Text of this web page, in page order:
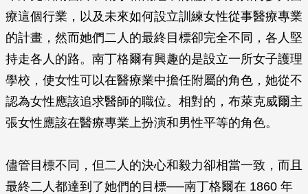
療這個行業，以及未來如何設立訓練女性從事醫療專業
的計畫，然而她們二人的最終目標卻完全不同，各人堅
持走各人的路。南丁格爾有興趣的是設立一所女子護理
學校，使女性可以在醫療業中擔任附屬的角色，她從不
認為女性應該追求醫師的職位。相對的，布萊克威爾主
張女性應該在醫療專業上扮演和男性平等的角色。
儘管目標不同，但二人的決心和毅力卻相當一致，而且
最終二人都達到了她們的目標──南丁格爾在 1860 年